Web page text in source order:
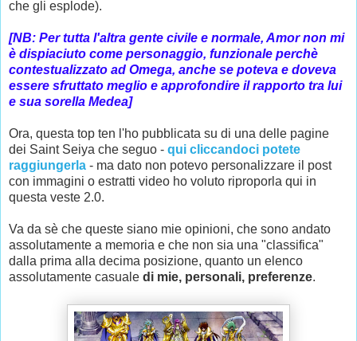
che gli esplode).
[NB: Per tutta l'altra gente civile e normale, Amor non mi
è dispiaciuto come personaggio, funzionale perchè
contestualizzato ad Omega, anche se poteva e doveva
essere sfruttato meglio e approfondire il rapporto tra lui
e sua sorella Medea]
Ora, questa top ten l'ho pubblicata su di una delle pagine
dei Saint Seiya che seguo - qui cliccandoci potete
raggiungerla - ma dato non potevo personalizzare il post
con immagini o estratti video ho voluto riproporla qui in
questa veste 2.0.
Va da sè che queste siano mie opinioni, che sono andato
assolutamente a memoria e che non sia una "classifica"
dalla prima alla decima posizione, quanto un elenco
assolutamente casuale di mie, personali, preferenze.